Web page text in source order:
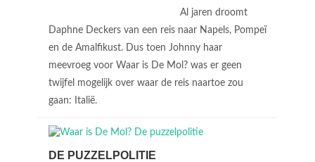
Al jaren droomt
Daphne Deckers van een reis naar Napels, Pompeï
en de Amalfikust. Dus toen Johnny haar
meevroeg voor Waar is De Mol? was er geen
twijfel mogelijk over waar de reis naartoe zou
gaan: Italië.
DE PUZZELPOLITIE